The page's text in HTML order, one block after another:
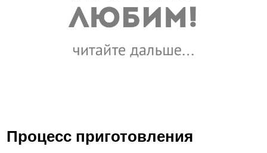
Процесс приготовления